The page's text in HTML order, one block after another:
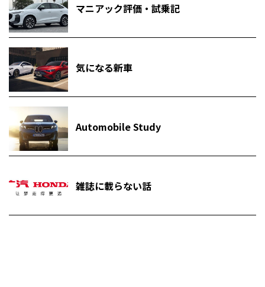
マニアック評価・試乗記
気になる新車
Automobile Study
雑誌に載らない話